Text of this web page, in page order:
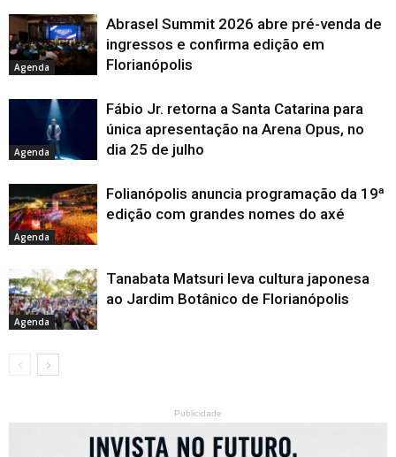
Agenda
Abrasel Summit 2026 abre pré-venda de
ingressos e confirma edição em
Florianópolis
Agenda
Fábio Jr. retorna a Santa Catarina para
única apresentação na Arena Opus, no
dia 25 de julho
Agenda
Folianópolis anuncia programação da 19ª
edição com grandes nomes do axé
Agenda
Tanabata Matsuri leva cultura japonesa
ao Jardim Botânico de Florianópolis
Publicidade